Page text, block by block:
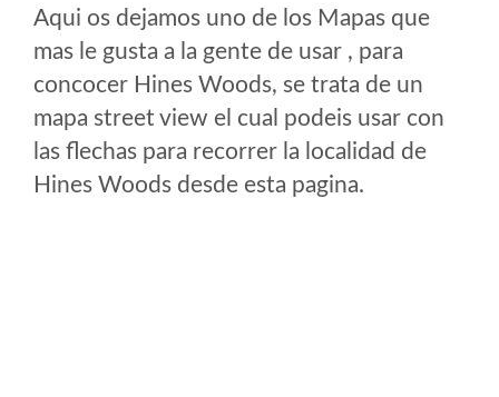
Aqui os dejamos uno de los Mapas que
mas le gusta a la gente de usar , para
concocer Hines Woods, se trata de un
mapa street view el cual podeis usar con
las flechas para recorrer la localidad de
Hines Woods desde esta pagina.